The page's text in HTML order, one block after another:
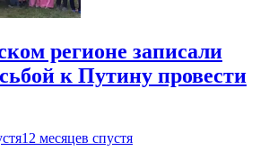
регионе записали
к Путину провести
12 месяцев спустя